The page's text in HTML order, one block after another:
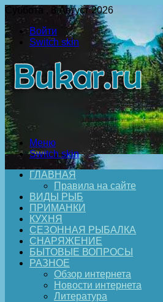
Суббота , 8 Август 2026
Войти
Switch skin
Меню
Switch skin
ГЛАВНАЯ
Правила на сайте
ВИДЫ РЫБ
ПРИМАНКИ
КУХНЯ
СЕЗОННАЯ РЫБАЛКА
СНАРЯЖЕНИЕ
БЫТОВЫЕ ВОПРОСЫ
РАЗНОЕ
Обзор интернета
Новости интернета
Литература